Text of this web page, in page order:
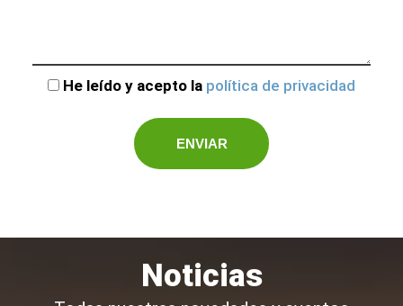
He leído y acepto la política de privacidad
Noticias